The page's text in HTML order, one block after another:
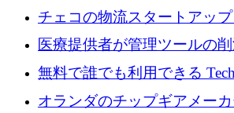
ンス全土に拡大するために
保
チェコの物流スタートアッ
送量が 1 年で 10 倍に増加し
医療提供者が管理ツールの
a16z が Prosper AI を 3,000 万
無料で誰でも利用できる
Explorer のご紹介
オランダのチップギアメーカ